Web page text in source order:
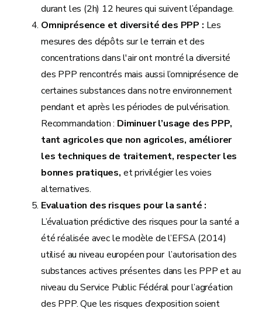
durant les (2h) 12 heures qui suivent l’épandage.
Omniprésence et diversité des PPP : Les
mesures des dépôts sur le terrain et des
concentrations dans l'air ont montré la diversité
des PPP rencontrés mais aussi l’omniprésence de
certaines substances dans notre environnement
pendant et après les périodes de pulvérisation.
Recommandation : Diminuer l’usage des PPP,
tant agricoles que non agricoles, améliorer
les techniques de traitement, respecter les
bonnes pratiques, et privilégier les voies
alternatives.
Evaluation des risques pour la santé :
L’évaluation prédictive des risques pour la santé a
été réalisée avec le modèle de l’EFSA (2014)
utilisé au niveau européen pour l’autorisation des
substances actives présentes dans les PPP et au
niveau du Service Public Fédéral pour l’agréation
des PPP. Que les risques d’exposition soient